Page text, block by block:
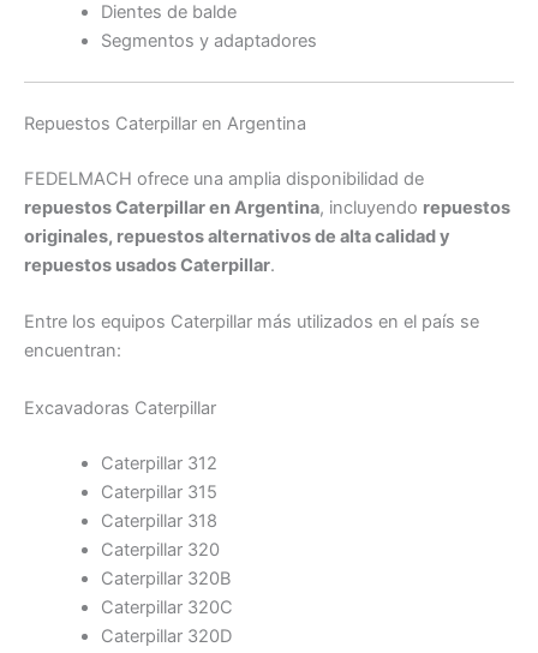
Dientes de balde
Segmentos y adaptadores
Repuestos Caterpillar en Argentina
FEDELMACH ofrece una amplia disponibilidad de
repuestos Caterpillar en Argentina, incluyendo repuestos
originales, repuestos alternativos de alta calidad y
repuestos usados Caterpillar.
Entre los equipos Caterpillar más utilizados en el país se
encuentran:
Excavadoras Caterpillar
Caterpillar 312
Caterpillar 315
Caterpillar 318
Caterpillar 320
Caterpillar 320B
Caterpillar 320C
Caterpillar 320D